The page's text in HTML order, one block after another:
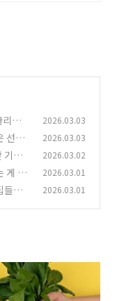
리에
2026.03.03
선택
2026.03.03
기준
2026.03.02
게 좋
2026.03.01
들의
2026.03.01